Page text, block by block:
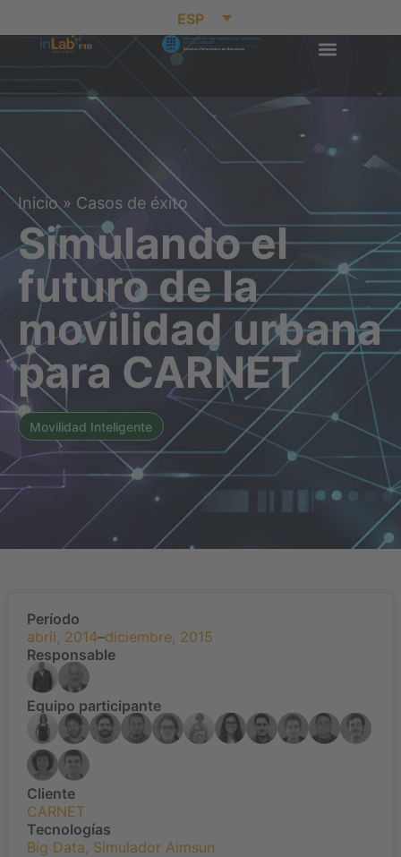
ESP
Inicio» Casos de éxito
Simulando el
futuro de la
movilidad urbana
para CARNET
Movilidad Inteligente
Período
abril, 2014–diciembre, 2015
Responsable
Equipo participante
Cliente
CARNET
Tecnologías
Big Data, Simulador Aimsun